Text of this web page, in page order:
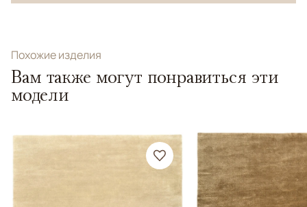
Похожие изделия
Вам также могут понравиться эти
модели